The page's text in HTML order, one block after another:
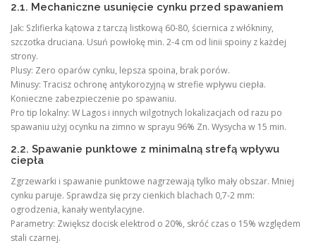
2.1. Mechaniczne usunięcie cynku przed spawaniem
Jak: Szlifierka kątowa z tarczą listkową 60-80, ściernica z włókniny,
szczotka druciana. Usuń powłokę min. 2-4 cm od linii spoiny z każdej
strony.
Plusy: Zero oparów cynku, lepsza spoina, brak porów.
Minusy: Tracisz ochronę antykorozyjną w strefie wpływu ciepła.
Konieczne zabezpieczenie po spawaniu.
Pro tip lokalny: W Lagos i innych wilgotnych lokalizacjach od razu po
spawaniu użyj ocynku na zimno w sprayu 96% Zn. Wysycha w 15 min.
2.2. Spawanie punktowe z minimalną strefą wpływu
ciepła
Zgrzewarki i spawanie punktowe nagrzewają tylko mały obszar. Mniej
cynku paruje. Sprawdza się przy cienkich blachach 0,7-2 mm:
ogrodzenia, kanały wentylacyjne.
Parametry: Zwiększ docisk elektrod o 20%, skróć czas o 15% względem
stali czarnej.